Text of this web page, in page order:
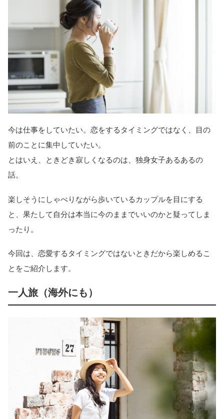
今は仕事をしていたい。恋をするタイミングではなく、目の
前のことに集中していたい。
とはいえ、ときどき寂しくなるのは、独身女子あるあるの
話。
楽しそうにしゃべりながら歩いているカップルを目にする
と、果たして自分は本当に今のままでいいのかと疑ってしま
ったり。
今回は、恋愛するタイミングではないときだから楽しめるこ
とをご紹介します。
一人旅（海外にも）